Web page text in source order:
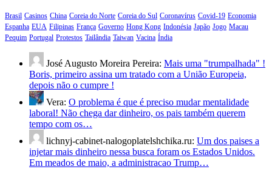
Brasil Casinos China Coreia do Norte Coreia do Sul Coronavírus Covid-19 Economia
Espanha EUA Filipinas França Governo Hong Kong Indonésia Japão Jogo Macau
Pequim Portugal Protestos Tailândia Taiwan Vacina Índia
José Augusto Moreira Pereira: Mais uma "trumpalhada" !
Boris, primeiro assina um tratado com a União Europeia,
depois não o cumpre !
Vera: O problema é que é preciso mudar mentalidade
laboral! Não chega dar dinheiro, os pais também querem
tempo com os…
lichnyj-cabinet-nalogoplatelshchika.ru: Um dos paises a
injetar mais dinheiro nessa busca foram os Estados Unidos.
Em meados de maio, a administracao Trump…